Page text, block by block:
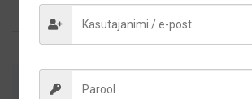
Arstide poolt heaks kiidetud